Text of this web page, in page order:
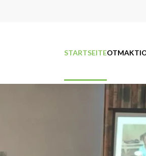
STARTSEITEOTM